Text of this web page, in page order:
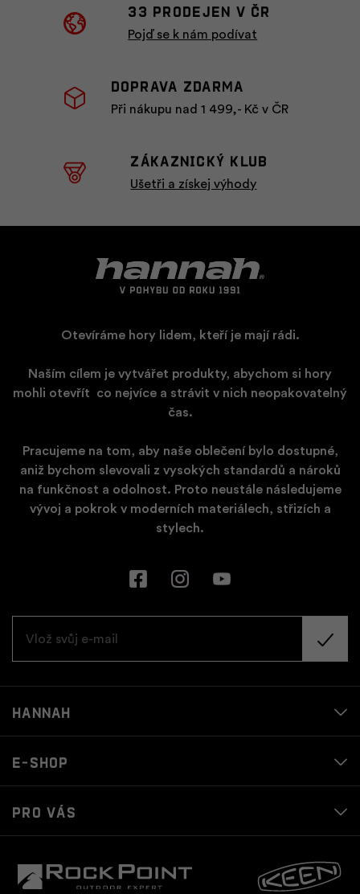
33 prodejen v ČR
Pojď se k nám podívat
Doprava zdarma
Při nákupu nad 1 499,- Kč v ČR
ZÁKAZNICKÝ KLUB
Ušetři a získej výhody
Otevíráme hory lidem, kteří je mají rádi.
Naším cílem je vytvářet produkty, abychom si hory
mohli otevřít
co nejvíce a strávit v nich neopakovatelný
čas.
Pracujeme na tom, aby naše oblečení bylo dostupné,
aniž bychom slevovali z vysokých standardů a nároků
na funkčnost a odolnost. Proto neustále následujeme
vývoj a pokrok v moderních materiálech, střizích a
stylech.
Hannah
E-shop
Pro vás